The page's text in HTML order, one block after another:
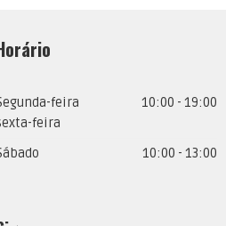
feira
feira
10:00 - 19:00
10:00 - 13:00